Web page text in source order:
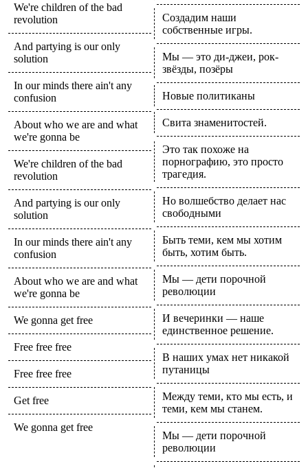
We're children of the bad
revolution
And partying is our only
solution
In our minds there ain't any
confusion
About who we are and what
we're gonna be
We're children of the bad
revolution
And partying is our only
solution
In our minds there ain't any
confusion
About who we are and what
we're gonna be
We gonna get free
Free free free
Free free free
Get free
We gonna get free
Создадим наши
собственные игры.
Мы — это ди-джеи, рок-
звёзды, позёры
Новые политиканы
Свита знаменитостей.
Это так похоже на
порнографию, это просто
трагедия.
Но волшебство делает нас
свободными
Быть теми, кем мы хотим
быть, хотим быть.
Мы — дети порочной
революции
И вечеринки — наше
единственное решение.
В наших умах нет никакой
путаницы
Между теми, кто мы есть, и
теми, кем мы станем.
Мы — дети порочной
революции